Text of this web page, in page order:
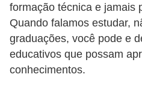
formação técnica e jamais
Quando falamos estudar,
graduações, você pode e
educativos que possam
conhecimentos.
é
t
r